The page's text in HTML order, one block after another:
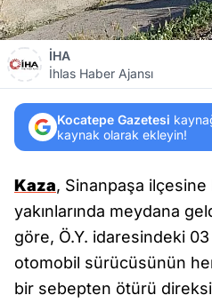
İHA
İhlas Haber Ajansı
Kocatepe Gazetesi
kaynak olarak ekleyin!
Kaza, Sinanpaşa ilçesine
yakınlarında meydana
göre, Ö.Y. idaresindeki 03
otomobil sürücüsünün
bir sebepten ötürü